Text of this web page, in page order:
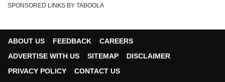
SPONSORED LINKS BY TABOOLA
ABOUT US FEEDBACK
CAREERS
ADVERTISE WITH US
SITEMAP
DISCLAIMER
PRIVACY POLICY
CONTACT US